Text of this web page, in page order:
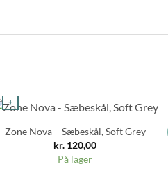
+
Zone Nova – Sæbeskål, Soft Grey
kr. 120,00
På lager